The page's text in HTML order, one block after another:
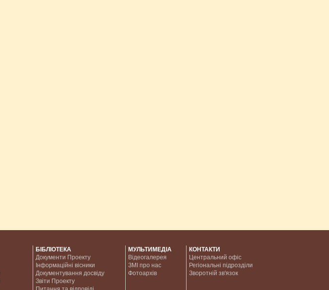
БІБЛІОТЕКА
Документи Проекту
Інформаційні вісники
Документування досвіду
Звіти Проекту
МУЛЬТИМЕДІА
Відеогалерея
ЗМІ про нас
Фотоархів
КОНТАКТИ
Центральний офіс
Регіональні підрозділи
Зворотній зв'язок